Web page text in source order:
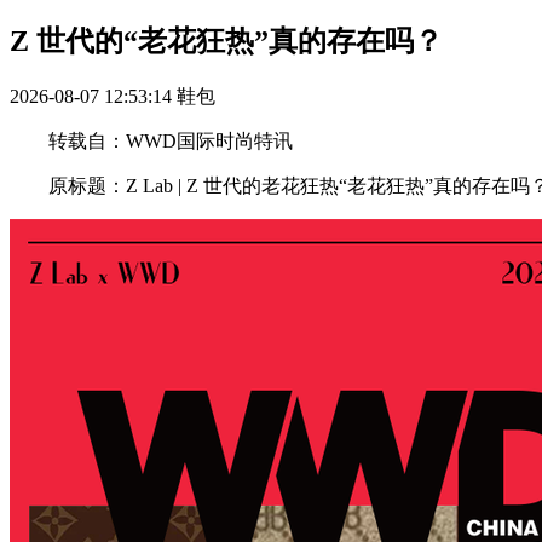
Z 世代的“老花狂热”真的存在吗？
2026-08-07 12:53:14 鞋包
转载自：WWD国际时尚特讯
原标题：Z Lab | Z 世代的老花狂热“老花狂热”真的存在吗